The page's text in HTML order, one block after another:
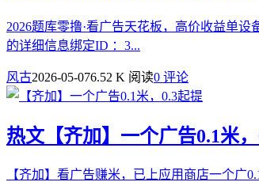
2026题库零撸·看广告天花板，高价收益单
的详细信息绑定ID ：3...
风古2026-05-076.52 K 阅读0 评论
热文 【齐加】一个广告0.1米
【齐加】看广告赚米，已上应用商店一个广